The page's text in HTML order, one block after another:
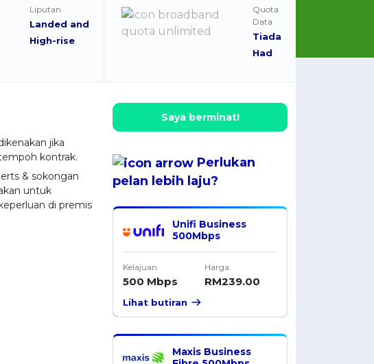
Liputan
Landed and
High-rise
Quota
Data
Tiada
Had
jika
kontrak.
& sokongan
untuk
di premis
Saya berminat!
Perlukan
pelan lebih laju?
Unifi Business
500Mbps
Kelajuan
500 Mbps
Harga
RM239.00
Lihat butiran
Maxis Business